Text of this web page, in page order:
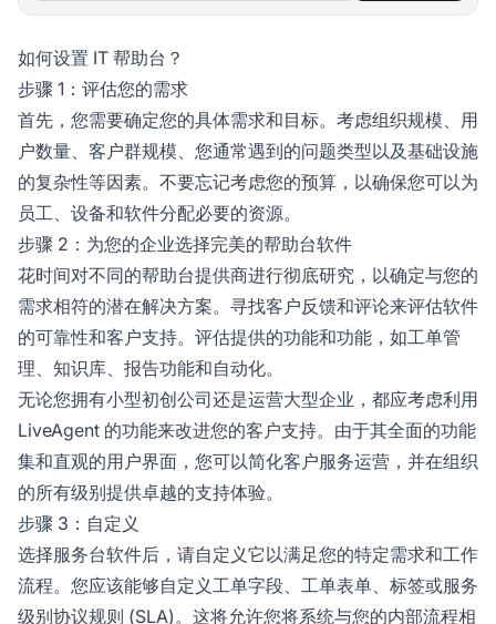
如何设置 IT 帮助台？
步骤 1：评估您的需求
首先，您需要确定您的具体需求和目标。考虑组织规模、用
户数量、客户群规模、您通常遇到的问题类型以及基础设施
的复杂性等因素。不要忘记考虑您的预算，以确保您可以为
员工、设备和软件分配必要的资源。
步骤 2：为您的企业选择完美的帮助台软件
花时间对不同的帮助台提供商进行彻底研究，以确定与您的
需求相符的潜在解决方案。寻找客户反馈和评论来评估软件
的可靠性和客户支持。评估提供的功能和功能，如工单管
理、知识库、报告功能和自动化。
无论您拥有小型初创公司还是运营大型企业，都应考虑利用
LiveAgent 的功能来改进您的客户支持。由于其全面的功能
集和直观的用户界面，您可以简化客户服务运营，并在组织
的所有级别提供卓越的支持体验。
步骤 3：自定义
选择服务台软件后，请自定义它以满足您的特定需求和工作
流程。您应该能够自定义工单字段、工单表单、标签或服务
级别协议规则 (SLA)。这将允许您将系统与您的内部流程相